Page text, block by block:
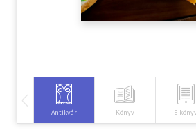
Antikvár Könyv E-